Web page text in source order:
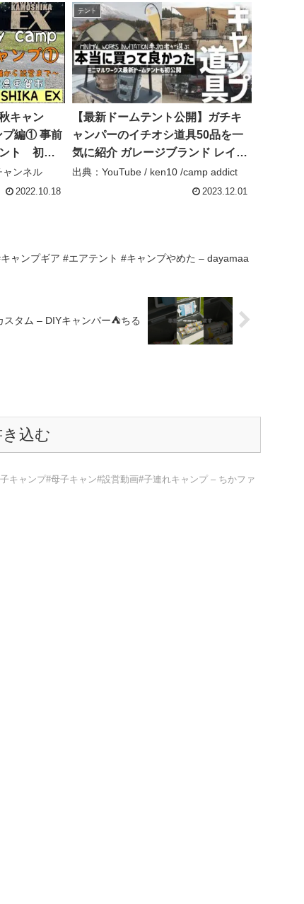
キャン
① 事前
ト 初心
ントチャ
ャンネル
2022.10.18
テント
【最新ドームテント公開】ガチキ
ャンパーのイチオシ道具50品を一
気に紹介 ガレージブランド レイア
ウト例 MINIMAL WORKS
NVITATION – ken10 /camp addict
出典：YouTube / ken10 /camp addict
2023.12.01
ャンプギア #エアテント #キャンプやめた – dayamaa
タム – DIYキャンパー⛺️ちる
込む
キャンプ#母子キャン#設営動画#子連れキャンプ – ちかファ